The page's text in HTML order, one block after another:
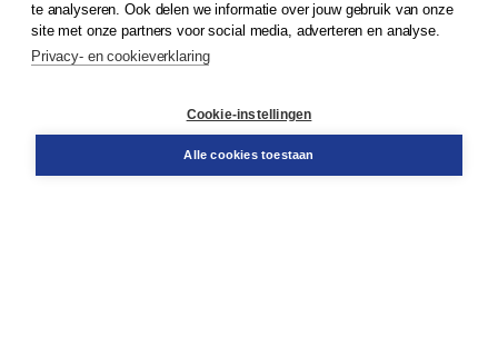
Klantenservice
Service & informatie
Contact
te analyseren. Ook delen we informatie over jouw gebruik van onze
site met onze partners voor social media, adverteren en analyse.
Privacy- en cookieverklaring
Cookie-instellingen
Alle cookies toestaan